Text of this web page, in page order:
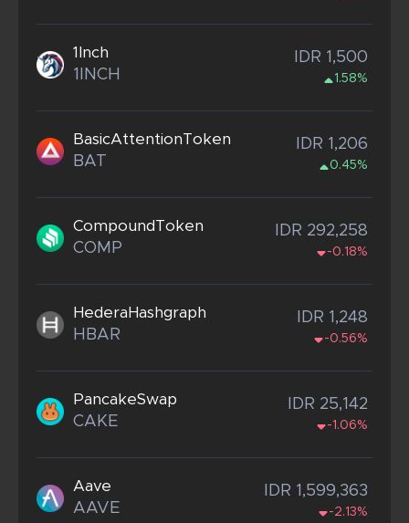
1Inch
1INCH
IDR 1,500
1.58%
BasicAttentionToken
BAT
IDR 1,206
0.45%
CompoundToken
COMP
IDR 292,258
-0.18%
HederaHashgraph
HBAR
IDR 1,248
-0.56%
PancakeSwap
CAKE
IDR 25,142
-1.06%
Aave
AAVE
IDR 1,599,363
-2.13%